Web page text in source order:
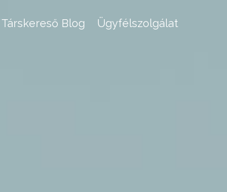
Társkereső Blog Ügyfélszolgálat